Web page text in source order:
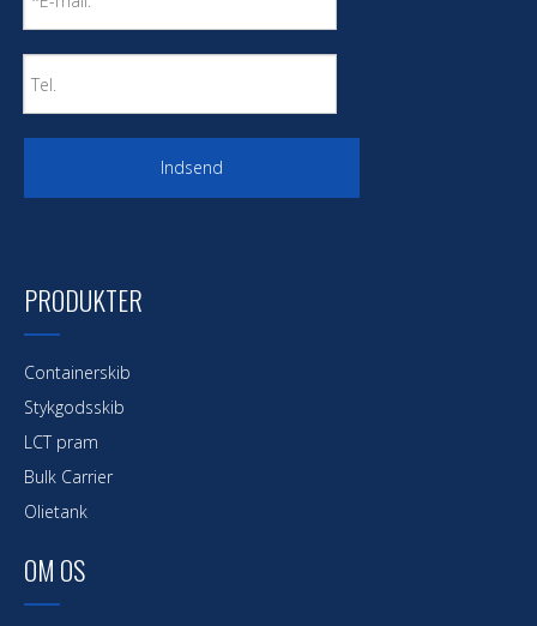
Indsend
PRODUKTER
Containerskib
Stykgodsskib
LCT pram
Bulk Carrier
Olietank
OM OS